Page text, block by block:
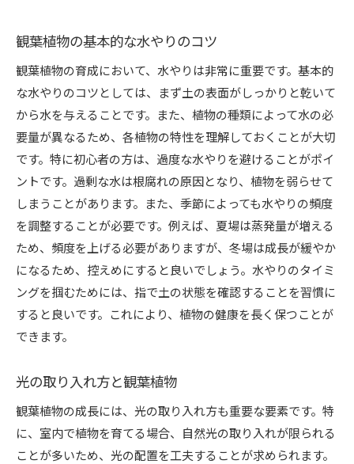
観葉植物の基本的な水やりのコツ
観葉植物の育成において、水やりは非常に重要です。基本的
な水やりのコツとしては、まず土の表面がしっかりと乾いて
から水を与えることです。また、植物の種類によって水の必
要量が異なるため、各植物の特性を理解しておくことが大切
です。特に初心者の方は、過度な水やりを避けることがポイ
ントです。過剰な水は根腐れの原因となり、植物を弱らせて
しまうことがあります。また、季節によっても水やりの頻度
を調整することが必要です。例えば、夏場は蒸発量が増える
ため、頻度を上げる必要がありますが、冬場は成長が緩やか
になるため、控えめにすると良いでしょう。水やりのタイミ
ングを掴むためには、指で土の状態を確認することを習慣に
すると良いです。これにより、植物の健康を長く保つことが
できます。
光の取り入れ方と観葉植物
観葉植物の成長には、光の取り入れ方も重要な要素です。特
に、室内で植物を育てる場合、自然光の取り入れが限られる
ことが多いため、光の配置を工夫することが求められます。